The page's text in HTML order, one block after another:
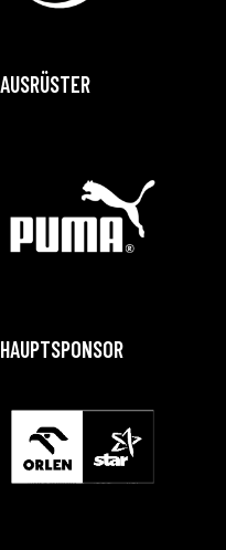
AUSRÜSTER
HAUPTSPONSOR